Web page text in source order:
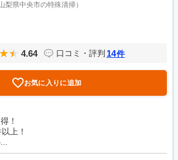
山梨県中央市の特殊清掃）
4.64 口コミ・評判 14件
お気に入りに追加
！
上！